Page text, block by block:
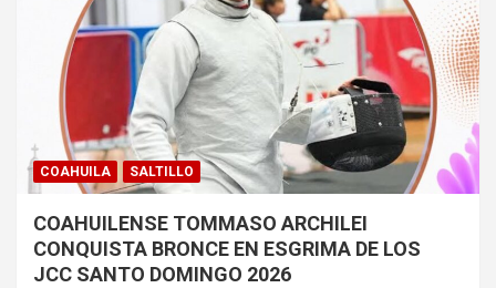
COAHUILA SALTILLO
COAHUILENSE TOMMASO ARCHILEI
CONQUISTA BRONCE EN ESGRIMA DE LOS
JCC SANTO DOMINGO 2026